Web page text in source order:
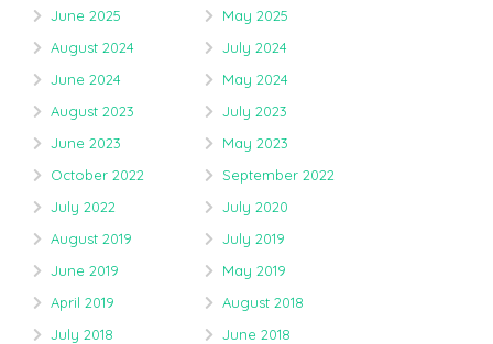
June 2025
May 2025
August 2024
July 2024
June 2024
May 2024
August 2023
July 2023
June 2023
May 2023
October 2022
September 2022
July 2022
July 2020
August 2019
July 2019
June 2019
May 2019
April 2019
August 2018
July 2018
June 2018